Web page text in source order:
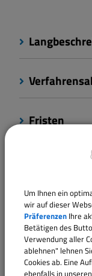
Fristen
Um Ihnen ein
wir auf dieser
Präferenzen Ihre
Betätigen des
Verwendung aller
ablehnen" lehnen
Cookies ab. Eine
ebenfalls in